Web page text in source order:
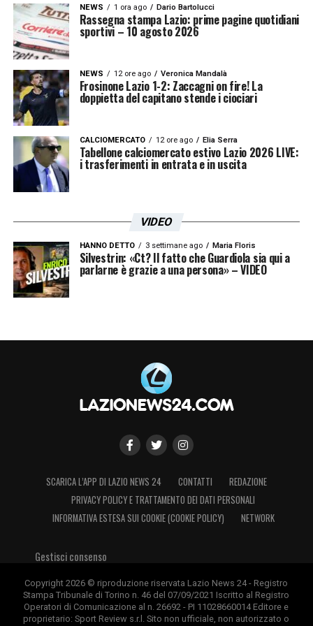
per caratteristiche partono con
accelerazioni individuali, ma io vedo un
miglioramento nel palleggio anche negli
allenamenti. Dipende quanta qualità si potrà
mettere per capire se questa sarà una base
per il futuro»
PRESTAZIONE DI MOTTA –«Motta ha fatto
bene tra i pali oggi, ha fatto 2-3 errori a
ragazzo che ha delle doti, deve crescere e
speriamo che questa crescita non ci costi
nulla».
ESPULSIONE –
altri due e gli ho detto da dove cazzo li
avesse tirati fuori. Non ho offeso nessuno,
ho usato un’espressione forte e mi ha
mandato fuori».
Ultimissime Lazio LIVE: le novità sul
LA PLAYLIST DELLE NOSTRE TOP NEWS
NEWS 1 ora ago Dario Bartolucci
Rassegna stampa Lazio: prime pagine quotidiani
sportivi – 10 agosto 2026
NEWS 12 ore ago Veronica Mandalà
Frosinone Lazio 1-2: Zaccagni on fire! La
doppietta del capitano stende i ciociari
CALCIOMERCATO 12 ore ago Elia Serra
Tabellone calciomercato estivo Lazio 2026 LIVE:
i trasferimenti in entrata e in uscita
VIDEO
HANNO DETTO 3 settimane ago Maria Floris
Silvestrin: «Ct? Il fatto che Guardiola sia qui a
parlarne è grazie a una persona» – VIDEO
SCARICA L’APP DI LAZIO NEWS 24 CONTATTI
REDAZIONE
PRIVACY POLICY E TRATTAMENTO DEI DATI PERSONALI
INFORMATIVA ESTESA SUI COOKIE (COOKIE POLICY)
NETWORK
Gestisci consenso
Copyright 2026 © riproduzione riservata Lazio News 24 - Registro
Stampa Tribunale di Torino n. 46 del 07/09/2021 Iscritto al Registro
Operatori di Comunicazione al n. 26692 - PI 11028660014 Editore e
proprietario: Sport Review s.r.l. Sito non ufficiale, non autorizzato o